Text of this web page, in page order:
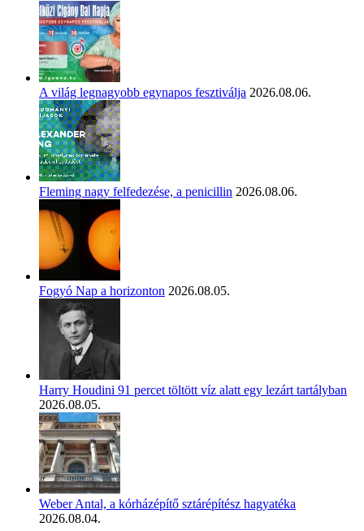
A világ legnagyobb egynapos fesztiválja 2026.08.06.
Fleming nagy felfedezése, a penicillin 2026.08.06.
Fogyó Nap a horizonton 2026.08.05.
Harry Houdini 91 percet töltött víz alatt egy lezárt tartályban
2026.08.05.
Weber Antal, a kórházépítő sztárépítész hagyatéka
2026.08.04.